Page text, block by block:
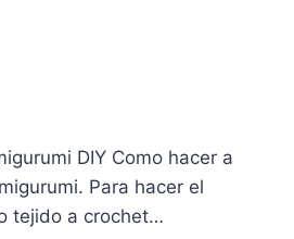
DIY Como hacer a
Para hacer el
tejido a crochet…